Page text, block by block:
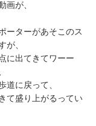
画が、
ーターがあそこのス
が、
に出てきてワーー
道に戻って、
て盛り上がるってい